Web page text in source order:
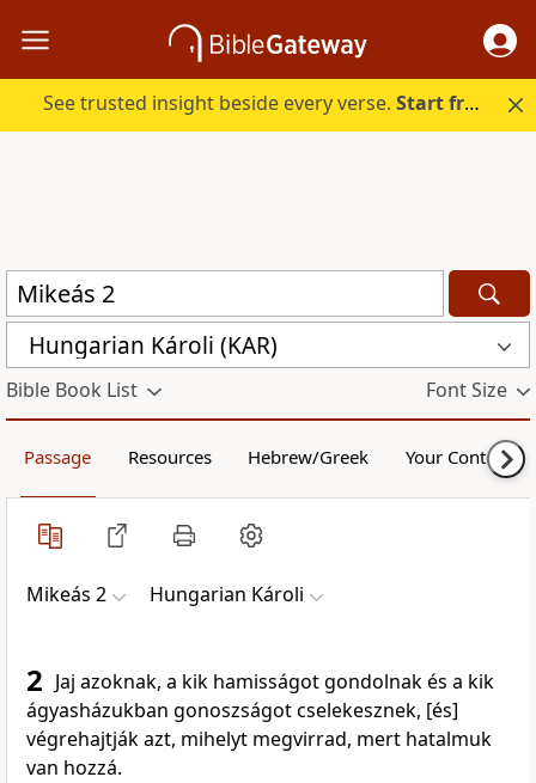
See trusted insight beside every verse.Start free.
Hungarian Károli (KAR)
Bible Book List Font Size
Passage Resources Hebrew/Greek Your Content
Mikeás 2 Hungarian Károli
2 Jaj azoknak, a kik hamisságot gondolnak és a kik
ágyasházukban gonoszságot cselekesznek, [és]
végrehajtják azt, mihelyt megvirrad, mert hatalmuk
van hozzá.